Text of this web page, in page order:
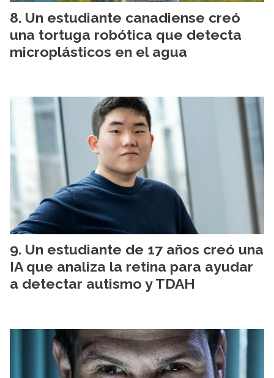
Un estudiante canadiense creó
una tortuga robótica que detecta
microplásticos en el agua
Un estudiante de 17 años creó una
IA que analiza la retina para ayudar
a detectar autismo y TDAH